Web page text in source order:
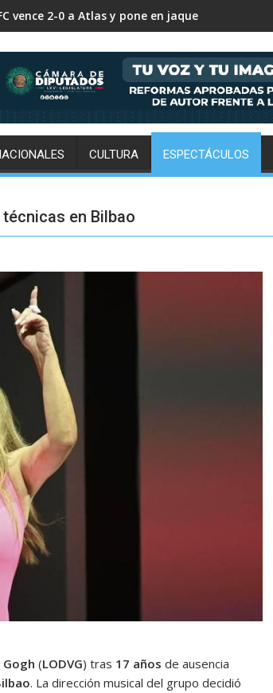
supera 2-0 a Pumas y decreta su eliminación
vence 2-0 a Atlas y pone en jaque su
CULTURA ESPECTÁCULOS
en Bilbao
Gogh (LODVG) tras 17 años de ausencia
. La dirección musical del grupo decidió